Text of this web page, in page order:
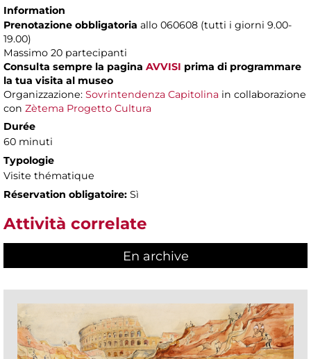
Information
Prenotazione obbligatoria allo 060608 (tutti i giorni 9.00-
19.00)
Massimo 20 partecipanti
Consulta sempre la pagina AVVISI prima di programmare
la tua visita al museo
Organizzazione: Sovrintendenza Capitolina in collaborazione
con Zètema Progetto Cultura
Durée
60 minuti
Typologie
Visite thématique
Réservation obligatoire: Sì
Attività correlate
En archive